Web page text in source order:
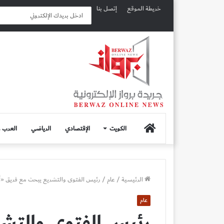
خريطة الموقع إتصل بنا
الصفحة
الرئيسية
الكويت الإقتصادي الرياضي العرب
الرئيسية/عام/رئيس الفتوى والتشريع يبحث مع فريق
عام